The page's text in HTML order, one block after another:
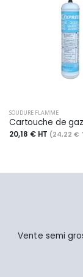
SOUDURE FLAMME
20,18 € HT (24,22 €
Vente semi